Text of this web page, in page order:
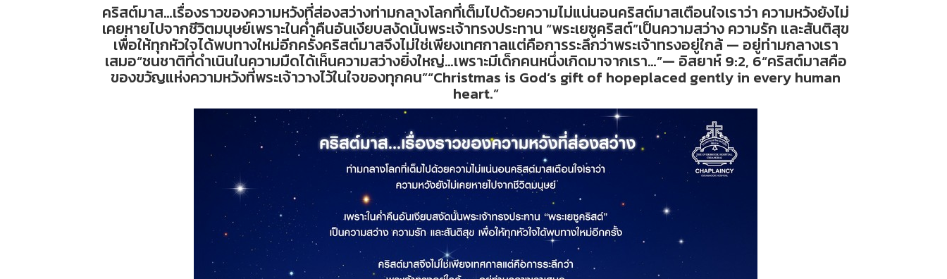
คริสต์มาส…เรื่องราวของความหวังที่ส่องสว่างท่ามกลางโลกที่เต็มไปด้วยความไม่แน่นอนคริสต์มาสเตือนใจเราว่า ความหวังยังไม่
เคยหายไปจากชีวิตมนุษย์เพราะในค่ำคืนอันเงียบสงัดนั้นพระเจ้าทรงประทาน “พระเยซูคริสต์”เป็นความสว่าง ความรัก และสันติสุข
เพื่อให้ทุกหัวใจได้พบทางใหม่อีกครั้งคริสต์มาสจึงไม่ใช่เพียงเทศกาลแต่คือการระลึกว่าพระเจ้าทรงอยู่ใกล้ — อยู่ท่ามกลางเรา
เสมอ“ชนชาติที่ดำเนินในความมืดได้เห็นความสว่างยิ่งใหญ่…เพราะมีเด็กคนหนึ่งเกิดมาจากเรา…”— อิสยาห์ 9:2, 6“คริสต์มาสคือ
ของขวัญแห่งความหวังที่พระเจ้าวางไว้ในใจของทุกคน”“Christmas is God’s gift of hopeplaced gently in every human
heart.”